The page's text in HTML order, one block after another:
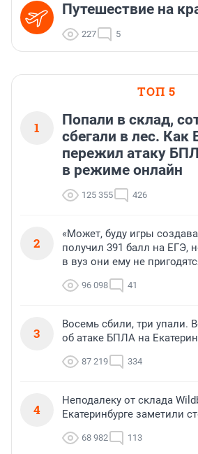
Путешествие на
227 5
ТОП 5
1
Попали в склад,
сбегали в лес. Как
пережил атаку
в режиме онлайн
125 355 426
2
«Может, буду игры
получил 391 балл на ЕГЭ,
в вуз они ему не
96 098 41
3
Восемь сбили, три упали.
об атаке БПЛА на
87 219 334
4
Неподалеку от склада
Екатеринбурге заметили
68 982 113